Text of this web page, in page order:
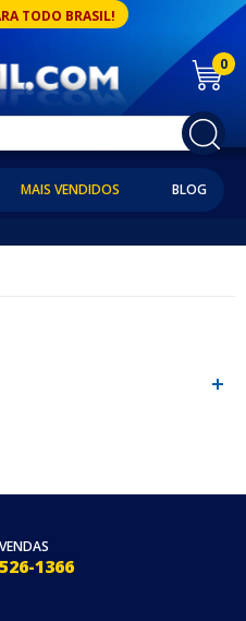
TODO BRASIL!
0
MAIS VENDIDOS BLOG
1366